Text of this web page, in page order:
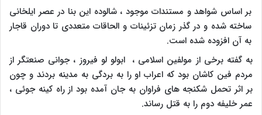
بر اساس شواهد و مستندات موجود ، شالوده این بنا در عصر ایلخانی
ساخته شده و در گذر زمان تزئینات و الحاقات متعددی تا دوران قاجار
به آن افزوده شده است.
به گفته برخی از مولفین اسلامی ، ابولو لو فیروز ، جوانی صنعتگر از
مردم فین کاشان بود که اعراب او را به بردگی به مدینه بردند و چون
بر اثر تحمل شکنجه های فراوان به جان آمده بود از راه کینه جوئی ،
عمر خلیفه دوم را به قتل رساند.